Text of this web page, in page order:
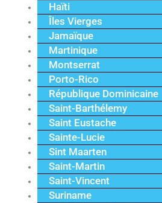
Haïti
Îles Vierges
Jamaïque
Martinique
Montserrat
Porto-Rico
République Dominicaine
Saint-Barthélemy
Saint Eustache
Sainte-Lucie
Sint Maarten
Saint-Martin
Saint-Vincent
Suriname